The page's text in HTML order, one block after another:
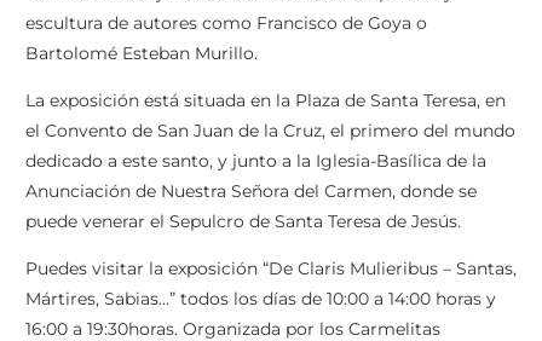
escultura de autores como Francisco de Goya o
Bartolomé Esteban Murillo.
La exposición está situada en la Plaza de Santa Teresa, en
el Convento de San Juan de la Cruz, el primero del mundo
dedicado a este santo, y junto a la Iglesia-Basílica de la
Anunciación de Nuestra Señora del Carmen, donde se
puede venerar el Sepulcro de Santa Teresa de Jesús.
Puedes visitar la exposición “De Claris Mulieribus – Santas,
Mártires, Sabias…” todos los días de 10:00 a 14:00 horas y
16:00 a 19:30horas. Organizada por los Carmelitas